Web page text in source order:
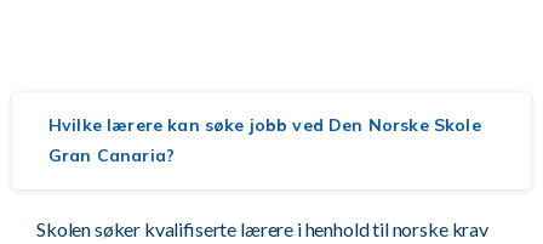
Hvilke lærere kan søke jobb ved Den Norske Skole
Gran Canaria?
Skolen søker kvalifiserte lærere i henhold til norske krav